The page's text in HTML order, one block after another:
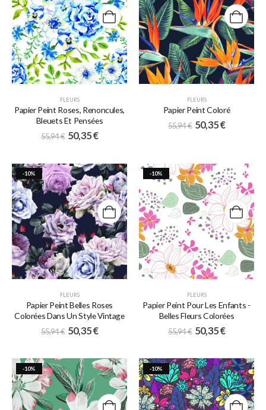
FLEURS
Papier Peint Roses, Renoncules,
Bleuets Et Pensées
55,94€ 50,35€
FLEURS
Papier Peint Coloré
55,94€ 50,35€
-10%
FLEURS
Papier Peint Belles Roses
Colorées Dans Un Style Vintage
55,94€ 50,35€
-10%
FLEURS
Papier Peint Pour Les Enfants -
Belles Fleurs Colorées
55,94€ 50,35€
-10% -10%